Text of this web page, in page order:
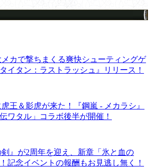
メカで撃ちまくる爽快シューティングゲ
イタン：ラストラッシュ』リリース！
王＆影虎が来た！『鋼嵐 - メカラシ』
ワタル」コラボ後半が開催！
剣』が2周年を迎え、新章「氷と血の
記念イベントの報酬もお見逃し無く！